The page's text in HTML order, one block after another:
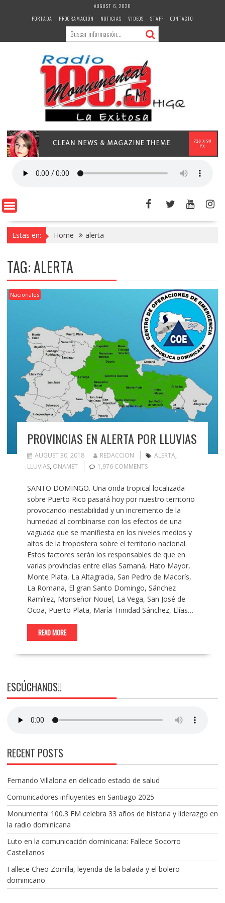
AUGUST 6, 2026
PORTADA
PROGRAMACIÓN NOTICIAS VIDEOS STAFF CONTACTO
Estas en: Home alerta
TAG:ALERTA
Nacionales
PROVINCIAS EN ALERTA POR LLUVIAS
AUGUST 30, 2018 REDACCION ALERTA,
LLUVIAS, ONAMET 1,976 COMMENTS
SANTO DOMINGO.-Una onda tropical localizada
sobre Puerto Rico pasará hoy por nuestro territorio
provocando inestabilidad y un incremento de la
humedad al combinarse con los efectos de una
vaguada que se manifiesta en los niveles medios y
altos de la troposfera sobre el territorio nacional.
Estos factores serán los responsables de que en
varias provincias entre ellas Samaná, Hato Mayor,
Monte Plata, La Altagracia, San Pedro de Macorís,
La Romana, El gran Santo Domingo, Sánchez
Ramírez, Monseñor Nouel, La Vega, San José de
Ocoa, Puerto Plata, María Trinidad Sánchez, Elías…
READ MORE
ESCÚCHANOS!!
RECENT POSTS
Fernando Villalona en delicado estado de salud
Comunicadores influyentes en Santiago 2025
Monumental 100.3 FM celebra 33 años de historia y liderazgo en
la radio dominicana
Luto en la comunicación dominicana: Fallece Socorro
Castellanos
Fallece Cheo Zorrilla, leyenda de la balada y el bolero
dominicano